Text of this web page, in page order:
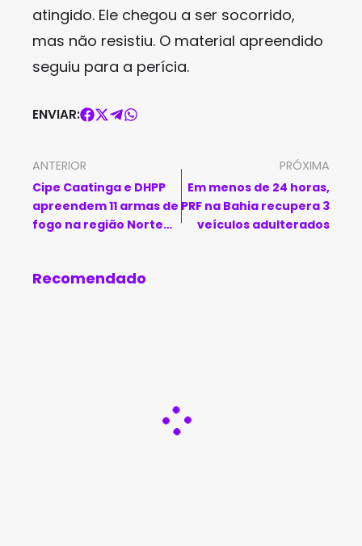
atingido. Ele chegou a ser socorrido,
mas não resistiu. O material apreendido
seguiu para a perícia.
ENVIAR:
ANTERIOR
Cipe Caatinga e DHPP
apreendem 11 armas de
fogo na região Norte
PRÓXIMA
Em menos de 24 horas,
PRF na Bahia recupera 3
veículos adulterados
Recomendado